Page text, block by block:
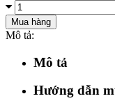
Mua hàng
Mô tả:
Mô tả
Hướng dẫn